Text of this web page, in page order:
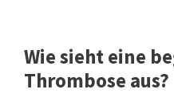
Wie sieht eine
Thrombose aus?